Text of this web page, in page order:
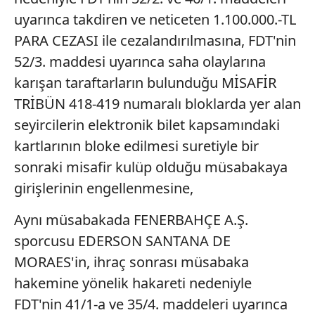
uyarınca takdiren ve neticeten 1.100.000.-TL
PARA CEZASI ile cezalandırılmasına, FDT'nin
52/3. maddesi uyarınca saha olaylarına
karışan taraftarların bulunduğu MİSAFİR
TRİBÜN 418-419 numaralı bloklarda yer alan
seyircilerin elektronik bilet kapsamındaki
kartlarının bloke edilmesi suretiyle bir
sonraki misafir kulüp olduğu müsabakaya
girişlerinin engellenmesine,
Aynı müsabakada FENERBAHÇE A.Ş.
sporcusu EDERSON SANTANA DE
MORAES'in, ihraç sonrası müsabaka
hakemine yönelik hakareti nedeniyle
FDT'nin 41/1-a ve 35/4. maddeleri uyarınca